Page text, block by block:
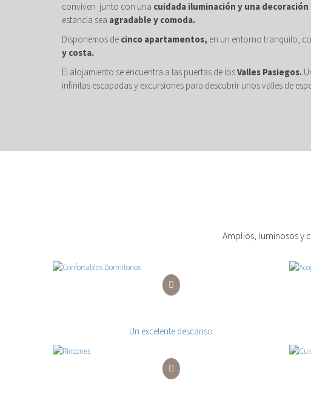
conviven junto con una cuidada iluminación y una
estancia sea agradable y comoda.
Disponemos de cinco apartamentos, en un entorno tranquilo,
y costa.
El alojamiento se encuentra a las puertas de losValles Pasiegos.
infinitas escapadas y excursiones para descubrir unos valles de
Amplios, luminosos y
Un excelente descanso